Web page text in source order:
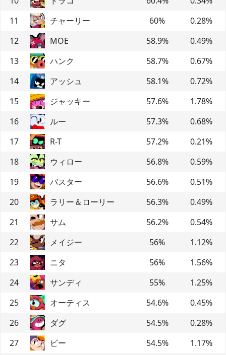
11
チャーリー 60% 0.28%
12
MOE 58.9% 0.49%
13
ハンク 58.7% 0.67%
14
アッシュ 58.1% 0.72%
15
ジャッキー 57.6% 1.78%
16
ルー 57.3% 0.68%
17
R-T 57.2% 0.21%
18
ウィロー 56.8% 0.59%
19
バスター 56.6% 0.51%
20
ラリー＆ローリー 56.3% 0.49%
21
サム 56.2% 0.54%
22
メイジー 56% 1.12%
23
ニタ 56% 1.56%
24
サンディ 55% 1.25%
25
オーティス 54.6% 0.45%
26
ダグ 54.5% 0.28%
27
ビー 54.5% 1.17%